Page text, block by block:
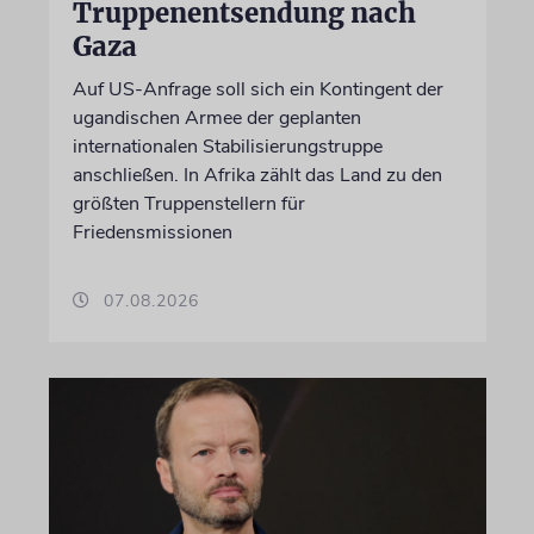
Truppenentsendung nach
Gaza
Auf US-Anfrage soll sich ein Kontingent der
ugandischen Armee der geplanten
internationalen Stabilisierungstruppe
anschließen. In Afrika zählt das Land zu den
größten Truppenstellern für
Friedensmissionen
07.08.2026